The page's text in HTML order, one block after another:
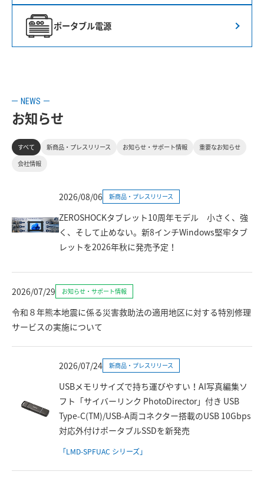
ポータブル電源
NEWS
お知らせ
すべて 新商品・プレスリリース お知らせ・サポート情報
重要なお知らせ
会社情報
2026/08/06 新商品・プレスリリース
ZEROSHOCKタブレット10周年モデル 小さく、強
く、そして止めない。新8インチWindows堅牢タブ
レットを2026年秋に発売予定！
2026/07/29 お知らせ・サポート情報
令和８年熊本地震に係る災害救助法の適用地区に対する特別修理
サービスの実施について
2026/07/24 新商品・プレスリリース
USBメモリサイズで持ち運びやすい！AI写真編集ソ
フト「サイバーリンク PhotoDirector」付き USB
Type-C(TM)/USB-A両コネクター搭載のUSB 10Gbps
対応外付けポータブルSSDを新発売
「LMD-SPFUAC シリーズ」